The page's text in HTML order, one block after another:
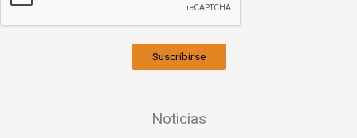
Suscribirse
Noticias